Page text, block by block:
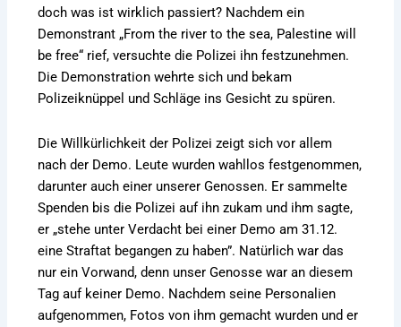
doch was ist wirklich passiert? Nachdem ein
Demonstrant „From the river to the sea, Palestine will
be free“ rief, versuchte die Polizei ihn festzunehmen.
Die Demonstration wehrte sich und bekam
Polizeiknüppel und Schläge ins Gesicht zu spüren.
Die Willkürlichkeit der Polizei zeigt sich vor allem
nach der Demo. Leute wurden wahllos festgenommen,
darunter auch einer unserer Genossen. Er sammelte
Spenden bis die Polizei auf ihn zukam und ihm sagte,
er „stehe unter Verdacht bei einer Demo am 31.12.
eine Straftat begangen zu haben”. Natürlich war das
nur ein Vorwand, denn unser Genosse war an diesem
Tag auf keiner Demo. Nachdem seine Personalien
aufgenommen, Fotos von ihm gemacht wurden und er